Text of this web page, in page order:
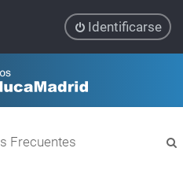
Identificarse
Frecuentes